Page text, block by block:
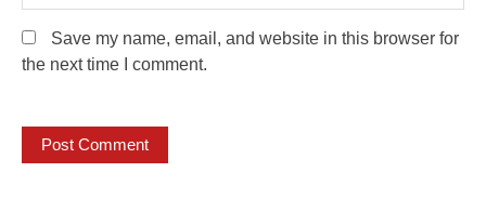
Save my name, email, and website in this browser for
the next time I comment.